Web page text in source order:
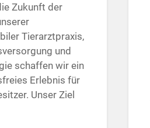
Zukunft der
Tierarztpraxis,
und
schaffen wir ein
Erlebnis für
Unser Ziel